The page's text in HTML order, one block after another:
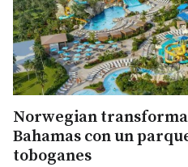
Norwegian
Bahamas con un
toboganes